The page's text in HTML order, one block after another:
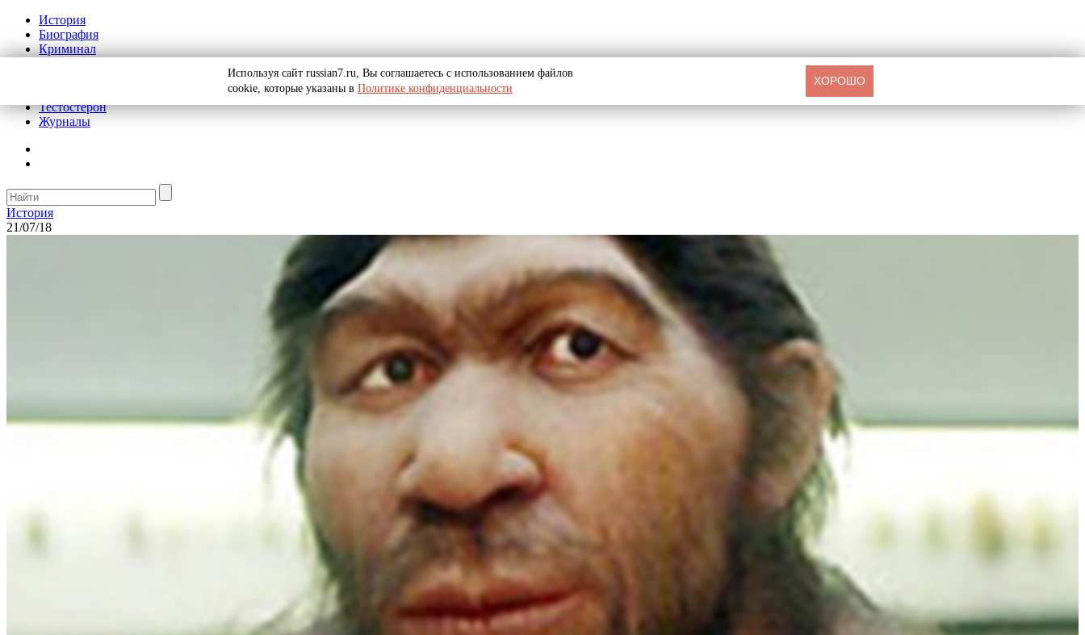
История
Биография
Криминал
Тестостерон
Журналы
История
21/07/18
Используя сайт russian7.ru, Вы соглашаетесь с использованием файлов
cookie, которые указаны в Политике конфиденциальности
ХОРОШО